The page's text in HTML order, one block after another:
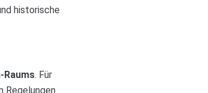
historische
Raums. Für
Regelungen